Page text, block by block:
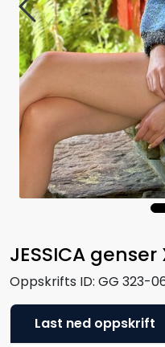
JESSICA genser
Oppskrifts ID: GG 323-
Last ned oppskrift